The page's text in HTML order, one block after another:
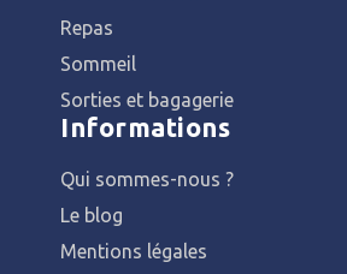
Repas
Sommeil
Sorties et bagagerie
Informations
Qui sommes-nous ?
Le blog
Mentions légales